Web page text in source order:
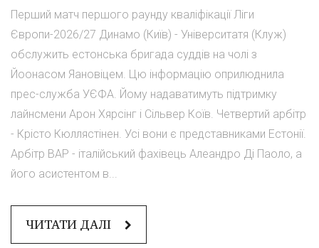
Перший матч першого раунду кваліфікації Ліги
Європи-2026/27 Динамо (Київ) - Університатя (Клуж)
обслужить естонська бригада суддів на чолі з
Йоонасом Яановіцем. Цю інформацію оприлюднила
прес-служба УЄФА. Йому надаватимуть підтримку
лайнсмени Арон Хярсінг і Сільвер Коїв. Четвертий арбітр
- Крісто Кюллястінен. Усі вони є представниками Естонії.
Арбітр ВАР - італійський фахівець Алеандро Ді Паоло, а
його асистентом в...
ЧИТАТИ ДАЛІ